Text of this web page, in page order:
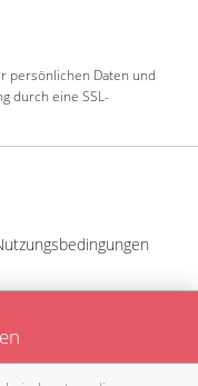
persönlichen Daten und
durch eine SSL-